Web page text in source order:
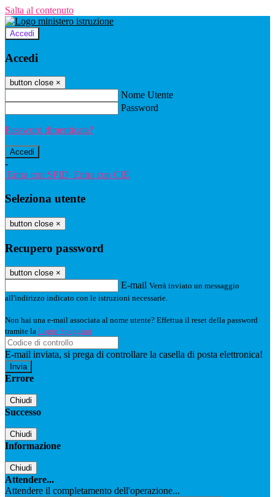
Salta al contenuto
Accedi
Accedi
button close ×
Nome Utente
Password
Password dimenticata?
-
Entra con SPID Entra con CIE
Seleziona utente
button close ×
Recupero password
button close ×
E-mail Verrà inviato un messaggio
all'indirizzo indicato con le istruzioni necessarie.
Non hai una e-mail associata al nome utente? Effettua il reset della password
tramite la Login Spaggiari
E-mail inviata, si prega di controllare la casella di posta elettronica!
Errore
Chiudi
Successo
Chiudi
Informazione
Chiudi
Attendere...
Attendere il completamento dell'operazione...